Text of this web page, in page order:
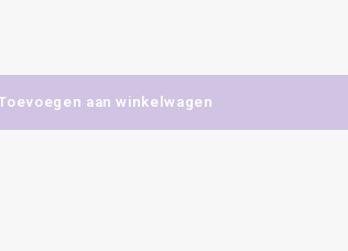
aan winkelwagen